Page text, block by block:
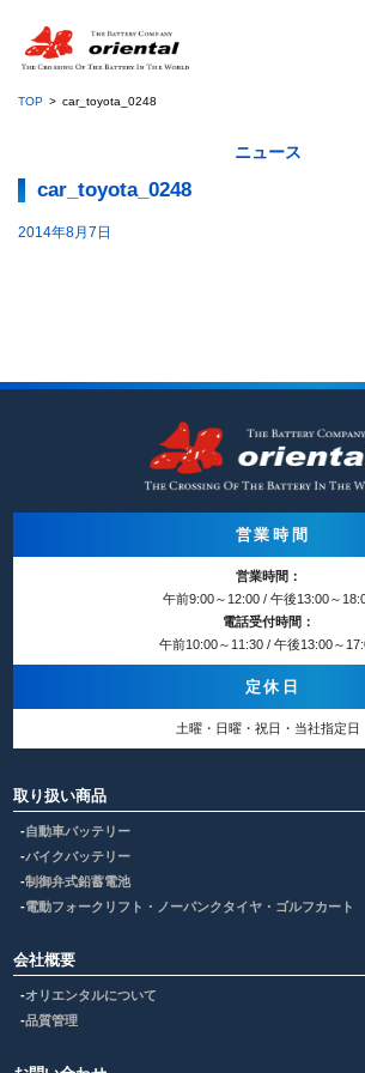
TOP car_toyota_0248
ニュース
car_toyota_0248
2014年8月7日
営業時間
営業時間：
午前9:00～12:00 / 午後13:00～
電話受付時間：
午前10:00～11:30 / 午後13:00～
定休日
土曜・日曜・祝日・当社指定日
取り扱い商品
自動車バッテリー
バイクバッテリー
制御弁式鉛蓄電池
電動フォークリフト・ノーパンクタイヤ・ゴルフカート
会社概要
オリエンタルについて
品質管理